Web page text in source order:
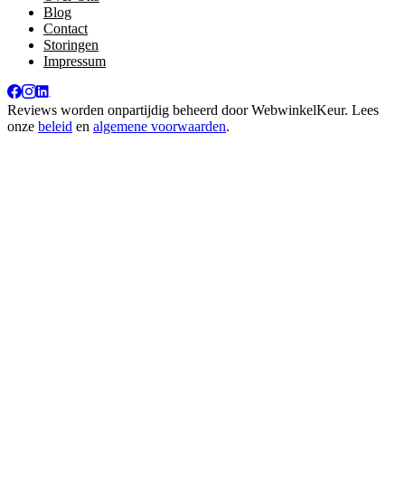
Blog
Contact
Storingen
Impressum
Reviews worden onpartijdig beheerd doorWebwinkelKeur. Lees
onze beleid en algemene voorwaarden.